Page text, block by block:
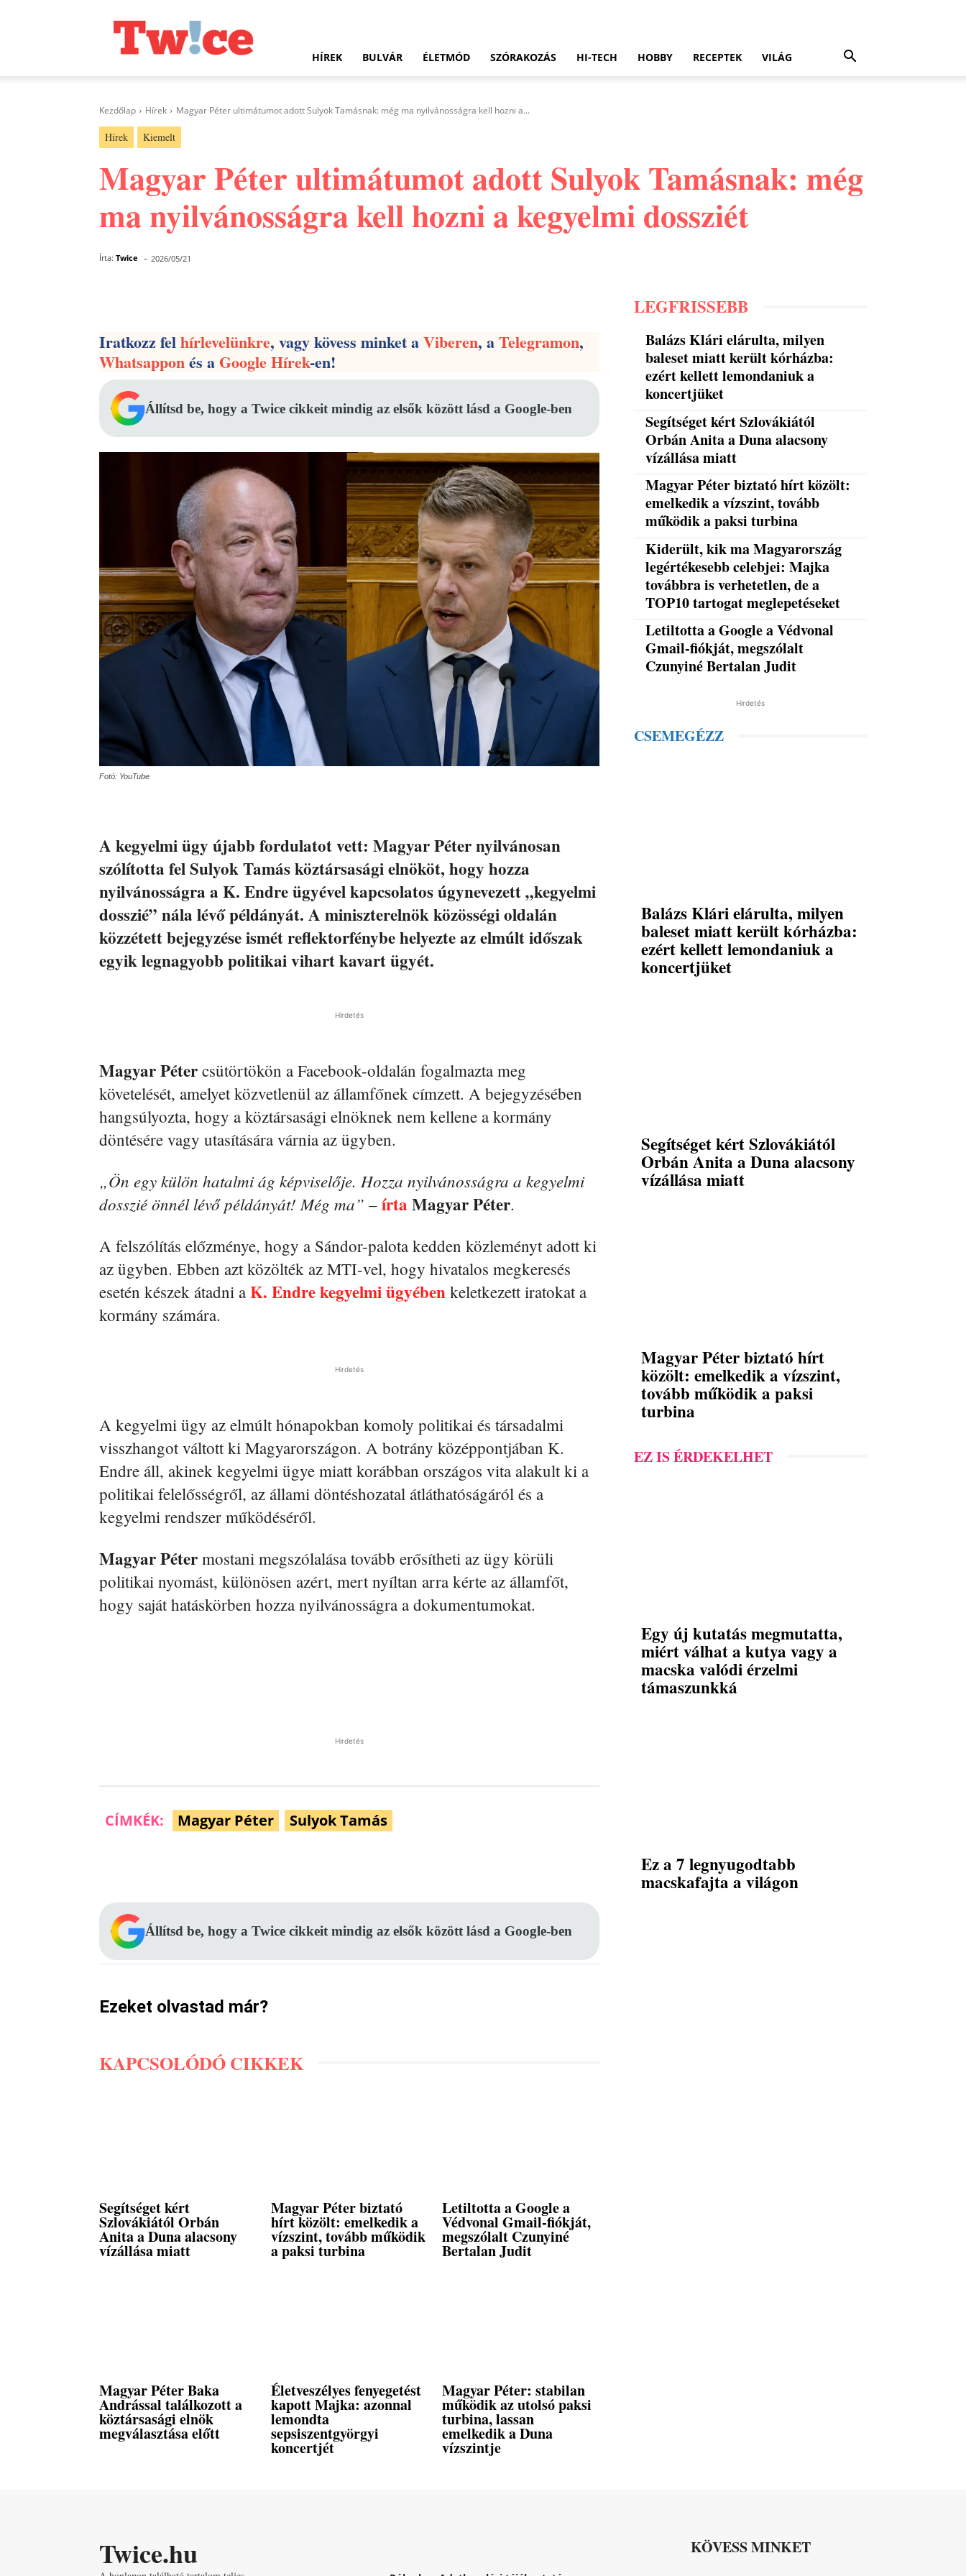
HÍREK BULVÁR ÉLETMÓD SZÓRAKOZÁS HI-TECH HOBBY RECEPTEK VILÁG
Kezdőlap Hírek Magyar Péter ultimátumot adott Sulyok Tamásnak: még ma nyilvánosságra kell hozni a...
Hírek Kiemelt
Magyar Péter ultimátumot adott Sulyok Tamásnak: még
ma nyilvánosságra kell hozni a kegyelmi dossziét
Írta: Twice - 2026/05/21
Iratkozz felhírlevelünkre, vagy kövess minket aViberen, aTelegramon,
Whatsapponés aGoogle Hírek-en!
Állítsd be, hogy a Twice cikkeit mindig az elsők között lásd a Google-ben
Fotó: YouTube
A kegyelmi ügy újabb fordulatot vett: Magyar Péter nyilvánosan
szólította fel Sulyok Tamás köztársasági elnököt, hogy hozza
nyilvánosságra a K. Endre ügyével kapcsolatos úgynevezett „kegyelmi
dosszié” nála lévő példányát. A miniszterelnök közösségi oldalán
közzétett bejegyzése ismét reflektorfénybe helyezte az elmúlt időszak
egyik legnagyobb politikai vihart kavart ügyét.
Hirdetés
Magyar Péter csütörtökön a Facebook-oldalán fogalmazta meg
követelését, amelyet közvetlenül az államfőnek címzett. A bejegyzésében
hangsúlyozta, hogy a köztársasági elnöknek nem kellene a kormány
döntésére vagy utasítására várnia az ügyben.
„Ön egy külön hatalmi ág képviselője. Hozza nyilvánosságra a kegyelmi
dosszié önnél lévő példányát! Még ma” – írta Magyar Péter.
A felszólítás előzménye, hogy a Sándor-palota kedden közleményt adott ki
az ügyben. Ebben azt közölték az MTI-vel, hogy hivatalos megkeresés
esetén készek átadni a K. Endre kegyelmi ügyében keletkezett iratokat a
kormány számára.
Hirdetés
A kegyelmi ügy az elmúlt hónapokban komoly politikai és társadalmi
visszhangot váltott ki Magyarországon. A botrány középpontjában K.
Endre áll, akinek kegyelmi ügye miatt korábban országos vita alakult ki a
politikai felelősségről, az állami döntéshozatal átláthatóságáról és a
kegyelmi rendszer működéséről.
Magyar Péter mostani megszólalása tovább erősítheti az ügy körüli
politikai nyomást, különösen azért, mert nyíltan arra kérte az államfőt,
hogy saját hatáskörben hozza nyilvánosságra a dokumentumokat.
Hirdetés
CÍMKÉK: Magyar Péter Sulyok Tamás
Állítsd be, hogy a Twice cikkeit mindig az elsők között lásd a Google-ben
Ezeket olvastad már?
KAPCSOLÓDÓ CIKKEK
Segítséget kért
Szlovákiától Orbán
Anita a Duna alacsony
vízállása miatt
Magyar Péter biztató
hírt közölt: emelkedik a
vízszint, tovább működik
a paksi turbina
Letiltotta a Google a
Védvonal Gmail-fiókját,
megszólalt Czunyiné
Bertalan Judit
Magyar Péter Baka
Andrással találkozott a
köztársasági elnök
megválasztása előtt
Életveszélyes fenyegetést
kapott Majka: azonnal
lemondta
sepsiszentgyörgyi
koncertjét
Magyar Péter: stabilan
működik az utolsó paksi
turbina, lassan
emelkedik a Duna
vízszintje
LEGFRISSEBB
Balázs Klári elárulta, milyen
baleset miatt került kórházba:
ezért kellett lemondaniuk a
koncertjüket
Segítséget kért Szlovákiától
Orbán Anita a Duna alacsony
vízállása miatt
Magyar Péter biztató hírt közölt:
emelkedik a vízszint, tovább
működik a paksi turbina
Kiderült, kik ma Magyarország
legértékesebb celebjei: Majka
továbbra is verhetetlen, de a
TOP10 tartogat meglepetéseket
Letiltotta a Google a Védvonal
Gmail-fiókját, megszólalt
Czunyiné Bertalan Judit
Hirdetés
CSEMEGÉZZ
Balázs Klári elárulta, milyen
baleset miatt került kórházba:
ezért kellett lemondaniuk a
koncertjüket
Segítséget kért Szlovákiától
Orbán Anita a Duna alacsony
vízállása miatt
Magyar Péter biztató hírt
közölt: emelkedik a vízszint,
tovább működik a paksi
turbina
EZ IS ÉRDEKELHET
Egy új kutatás megmutatta,
miért válhat a kutya vagy a
macska valódi érzelmi
támaszunkká
Ez a 7 legnyugodtabb
macskafajta a világon
Twice.hu KÖVESS MINKET